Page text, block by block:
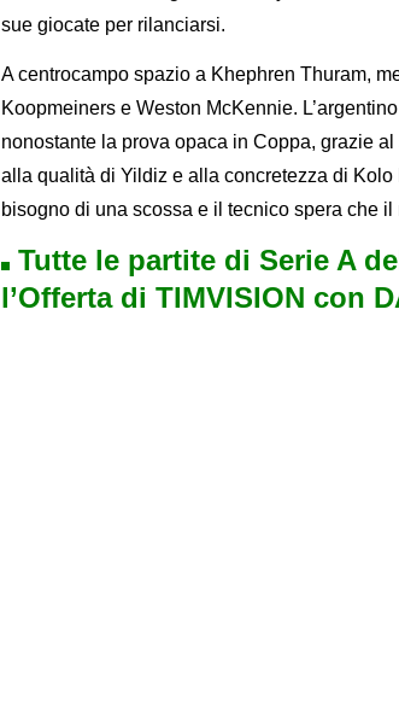
sue giocate per rilanciarsi.
A centrocampo spazio a Khephren Thuram,
Koopmeiners e Weston McKennie.
nonostante la prova opaca in Coppa, grazie
alla qualità di Yildiz e alla concretezza di
bisogno di una scossa e il tecnico spera che
Tutte le partite di Serie A
l’Offerta di TIMVISION con